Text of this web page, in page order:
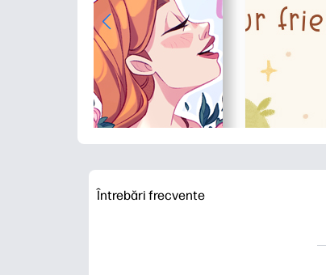
Întrebări frecvente